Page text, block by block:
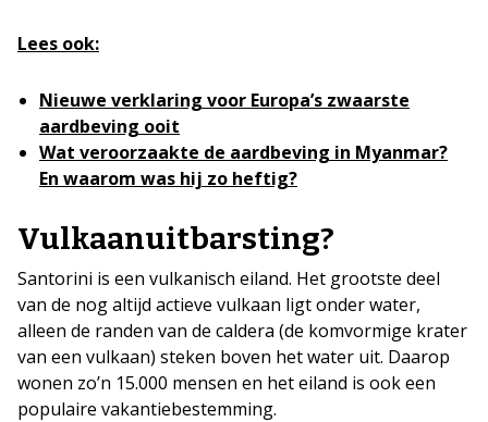
Lees ook:
Nieuwe verklaring voor Europa’s zwaarste
aardbeving ooit
Wat veroorzaakte de aardbeving in Myanmar?
En waarom was hij zo heftig?
Vulkaanuitbarsting?
Santorini is een vulkanisch eiland. Het grootste deel
van de nog altijd actieve vulkaan ligt onder water,
alleen de randen van de caldera (de komvormige krater
van een vulkaan) steken boven het water uit. Daarop
wonen zo’n 15.000 mensen en het eiland is ook een
populaire vakantiebestemming.